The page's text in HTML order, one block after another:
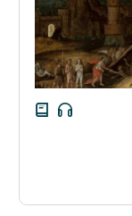
uczniów z
Feministyczne
Popularyzacja
skandynawskiej
Kolekcje